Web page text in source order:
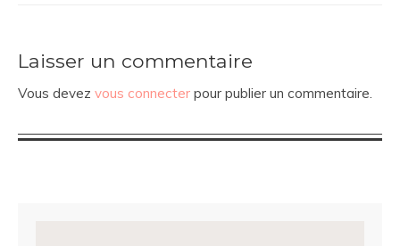
Laisser un commentaire
Vous devez vous connecter pour publier un commentaire.